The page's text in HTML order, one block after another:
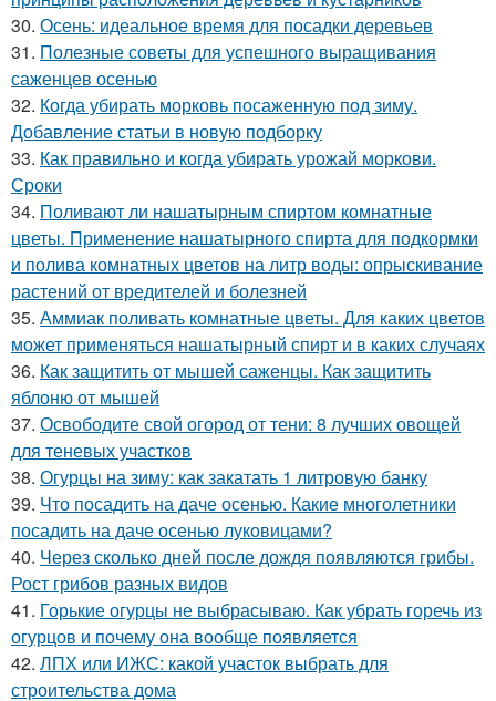
30. Осень: идеальное время для посадки деревьев
31. Полезные советы для успешного выращивания
саженцев осенью
32. Когда убирать морковь посаженную под зиму.
Добавление статьи в новую подборку
33. Как правильно и когда убирать урожай моркови.
Сроки
34. Поливают ли нашатырным спиртом комнатные
цветы. Применение нашатырного спирта для подкормки
и полива комнатных цветов на литр воды: опрыскивание
растений от вредителей и болезней
35. Аммиак поливать комнатные цветы. Для каких цветов
может применяться нашатырный спирт и в каких случаях
36. Как защитить от мышей саженцы. Как защитить
яблоню от мышей
37. Освободите свой огород от тени: 8 лучших овощей
для теневых участков
38. Огурцы на зиму: как закатать 1 литровую банку
39. Что посадить на даче осенью. Какие многолетники
посадить на даче осенью луковицами?
40. Через сколько дней после дождя появляются грибы.
Рост грибов разных видов
41. Горькие огурцы не выбрасываю. Как убрать горечь из
огурцов и почему она вообще появляется
42. ЛПХ или ИЖС: какой участок выбрать для
строительства дома